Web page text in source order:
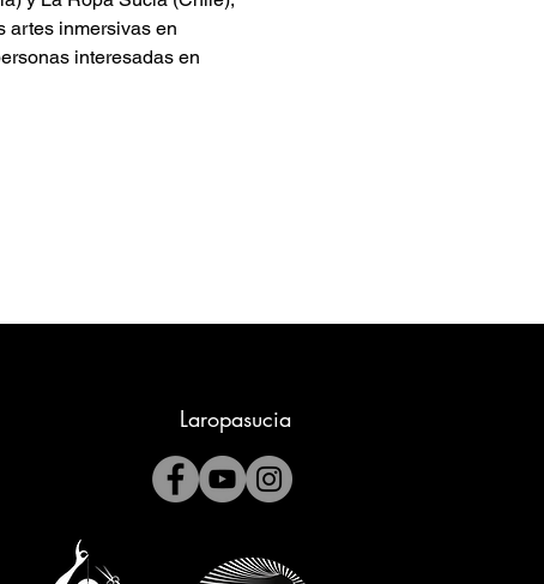
artes inmersivas en
interesadas en
Laropasucia